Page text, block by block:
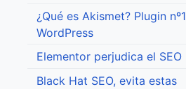
¿Qué es Akismet? Plugin
WordPress
Elementor perjudica el SEO
Black Hat SEO, evita estas